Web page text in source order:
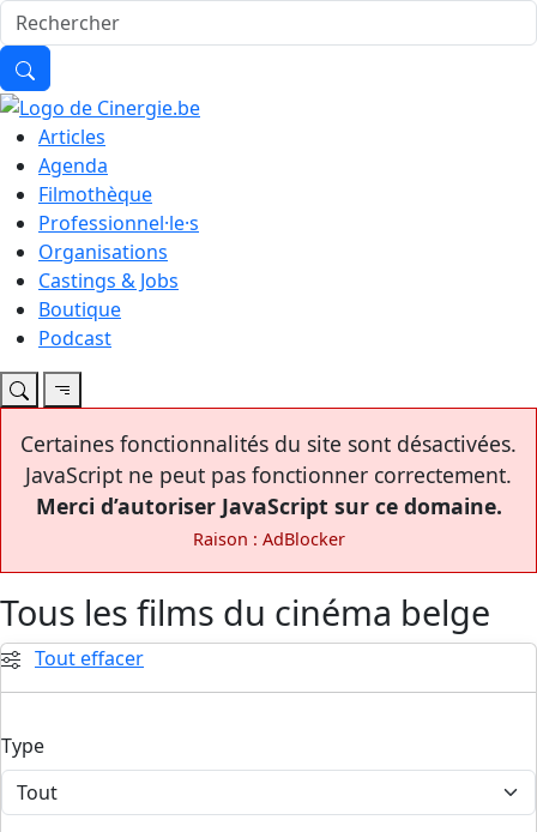
Articles
Agenda
Filmothèque
Professionnel·le·s
Organisations
Castings & Jobs
Boutique
Podcast
Certaines fonctionnalités du site sont désactivées.
JavaScript ne peut pas fonctionner correctement.
Merci d’autoriser JavaScript sur ce domaine.
Raison : AdBlocker
Tous les films du cinéma belge
Tout effacer
Type